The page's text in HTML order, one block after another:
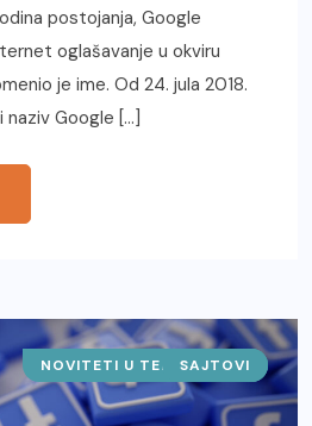
postojanja, Google
oglašavanje u okviru
je ime. Od 24. jula 2018.
naziv Google […]
IT
NOVITETI U TEHNOLOGIJI
SAJTOVI